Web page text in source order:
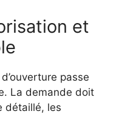
et
passe
La demande doit
détaillé, les